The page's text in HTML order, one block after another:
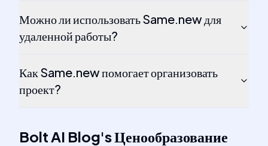
Можно ли использовать Same.new для
удаленной работы?
Как Same.new помогает организовать
проект?
Bolt AI Blog'sЦенообразование